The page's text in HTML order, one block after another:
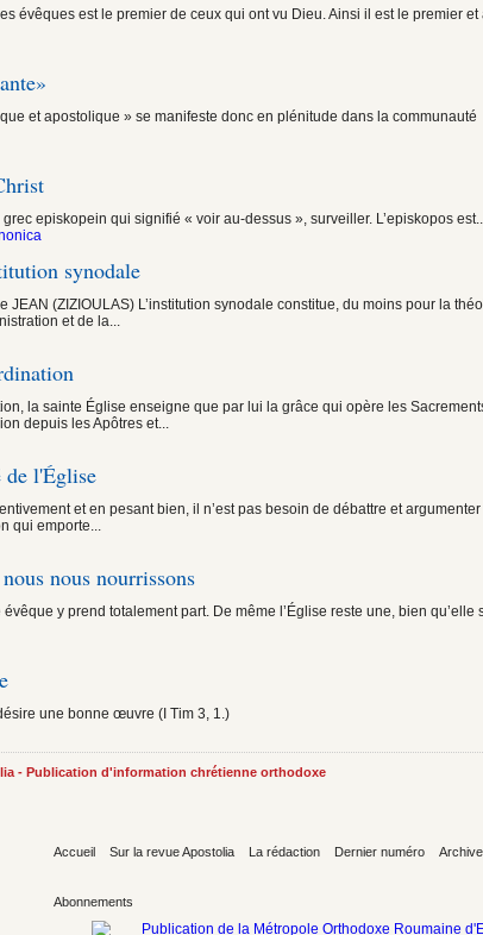
évêques est le premier de ceux qui ont vu Dieu. Ainsi il est le premier et
et apostolique » se manifeste donc en plénitude dans la communauté
episkopein qui signifié « voir au-dessus », surveiller. L’episkopos
synodale
JEAN (ZIZIOULAS) L’institution synodale constitue, du moins pour la
et de la...
la sainte Église enseigne que par lui la grâce qui opère les
depuis les Apôtres et...
de l'Église
et en pesant bien, il n’est pas besoin de débattre et argumenter
qui emporte...
nous nourrissons
évêque y prend totalement part. De même l’Église reste une, bien qu’elle
une bonne œuvre (I Tim 3, 1.)
- Publication d'information chrétienne orthodoxe
Accueil Sur la revue Apostolia La rédaction Dernier numéro
Abonnements